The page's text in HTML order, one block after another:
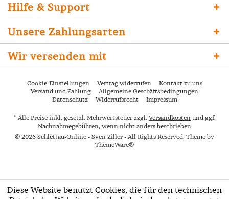
Hilfe & Support
Unsere Zahlungsarten
Wir versenden mit
Cookie-Einstellungen Vertrag widerrufen
Kontakt zu uns
Versand und Zahlung
Allgemeine Geschäftsbedingungen
Datenschutz
Widerrufsrecht Impressum
* Alle Preise inkl. gesetzl. Mehrwertsteuer zzgl. Versandkosten und ggf.
Nachnahmegebühren, wenn nicht anders beschrieben
© 2026 Schlettau-Online - Sven Ziller - All Rights Reserved. Theme by
ThemeWare®
Diese Website benutzt Cookies, die für den technischen